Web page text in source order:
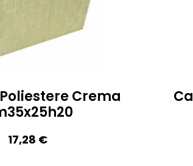
Crema
17,28 €